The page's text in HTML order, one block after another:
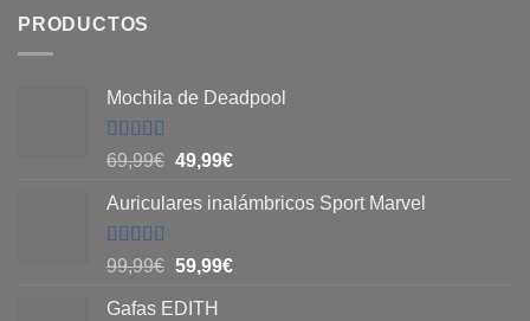
PRODUCTOS
Mochila de Deadpool
Valorado
con
69,99€ 49,99€
Auriculares inalámbricos Sport Marvel
Valorado
con
5
99,99€ 59,99€
Gafas EDITH